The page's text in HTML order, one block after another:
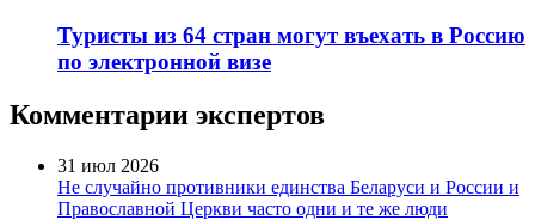
Туристы из 64 стран могут въехать в Россию
по электронной визе
Комментарии экспертов
31 июл 2026
Не случайно противники единства Беларуси и России и
Православной Церкви часто одни и те же люди